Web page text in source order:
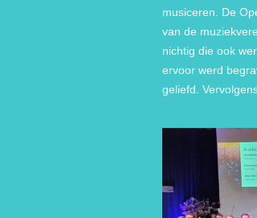
musiceren. De
van de
nichtig die ook
ervoor werd
geliefd.